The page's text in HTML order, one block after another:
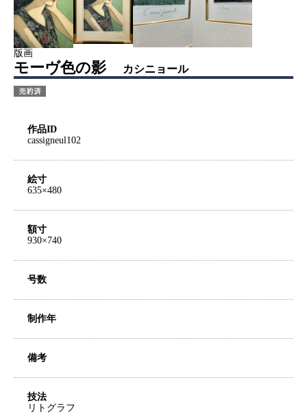
版画
モーヴ色の影 カシニョール
作品ID
cassigneul102
絵寸
635×480
額寸
930×740
号数
制作年
備考
技法
リトグラフ